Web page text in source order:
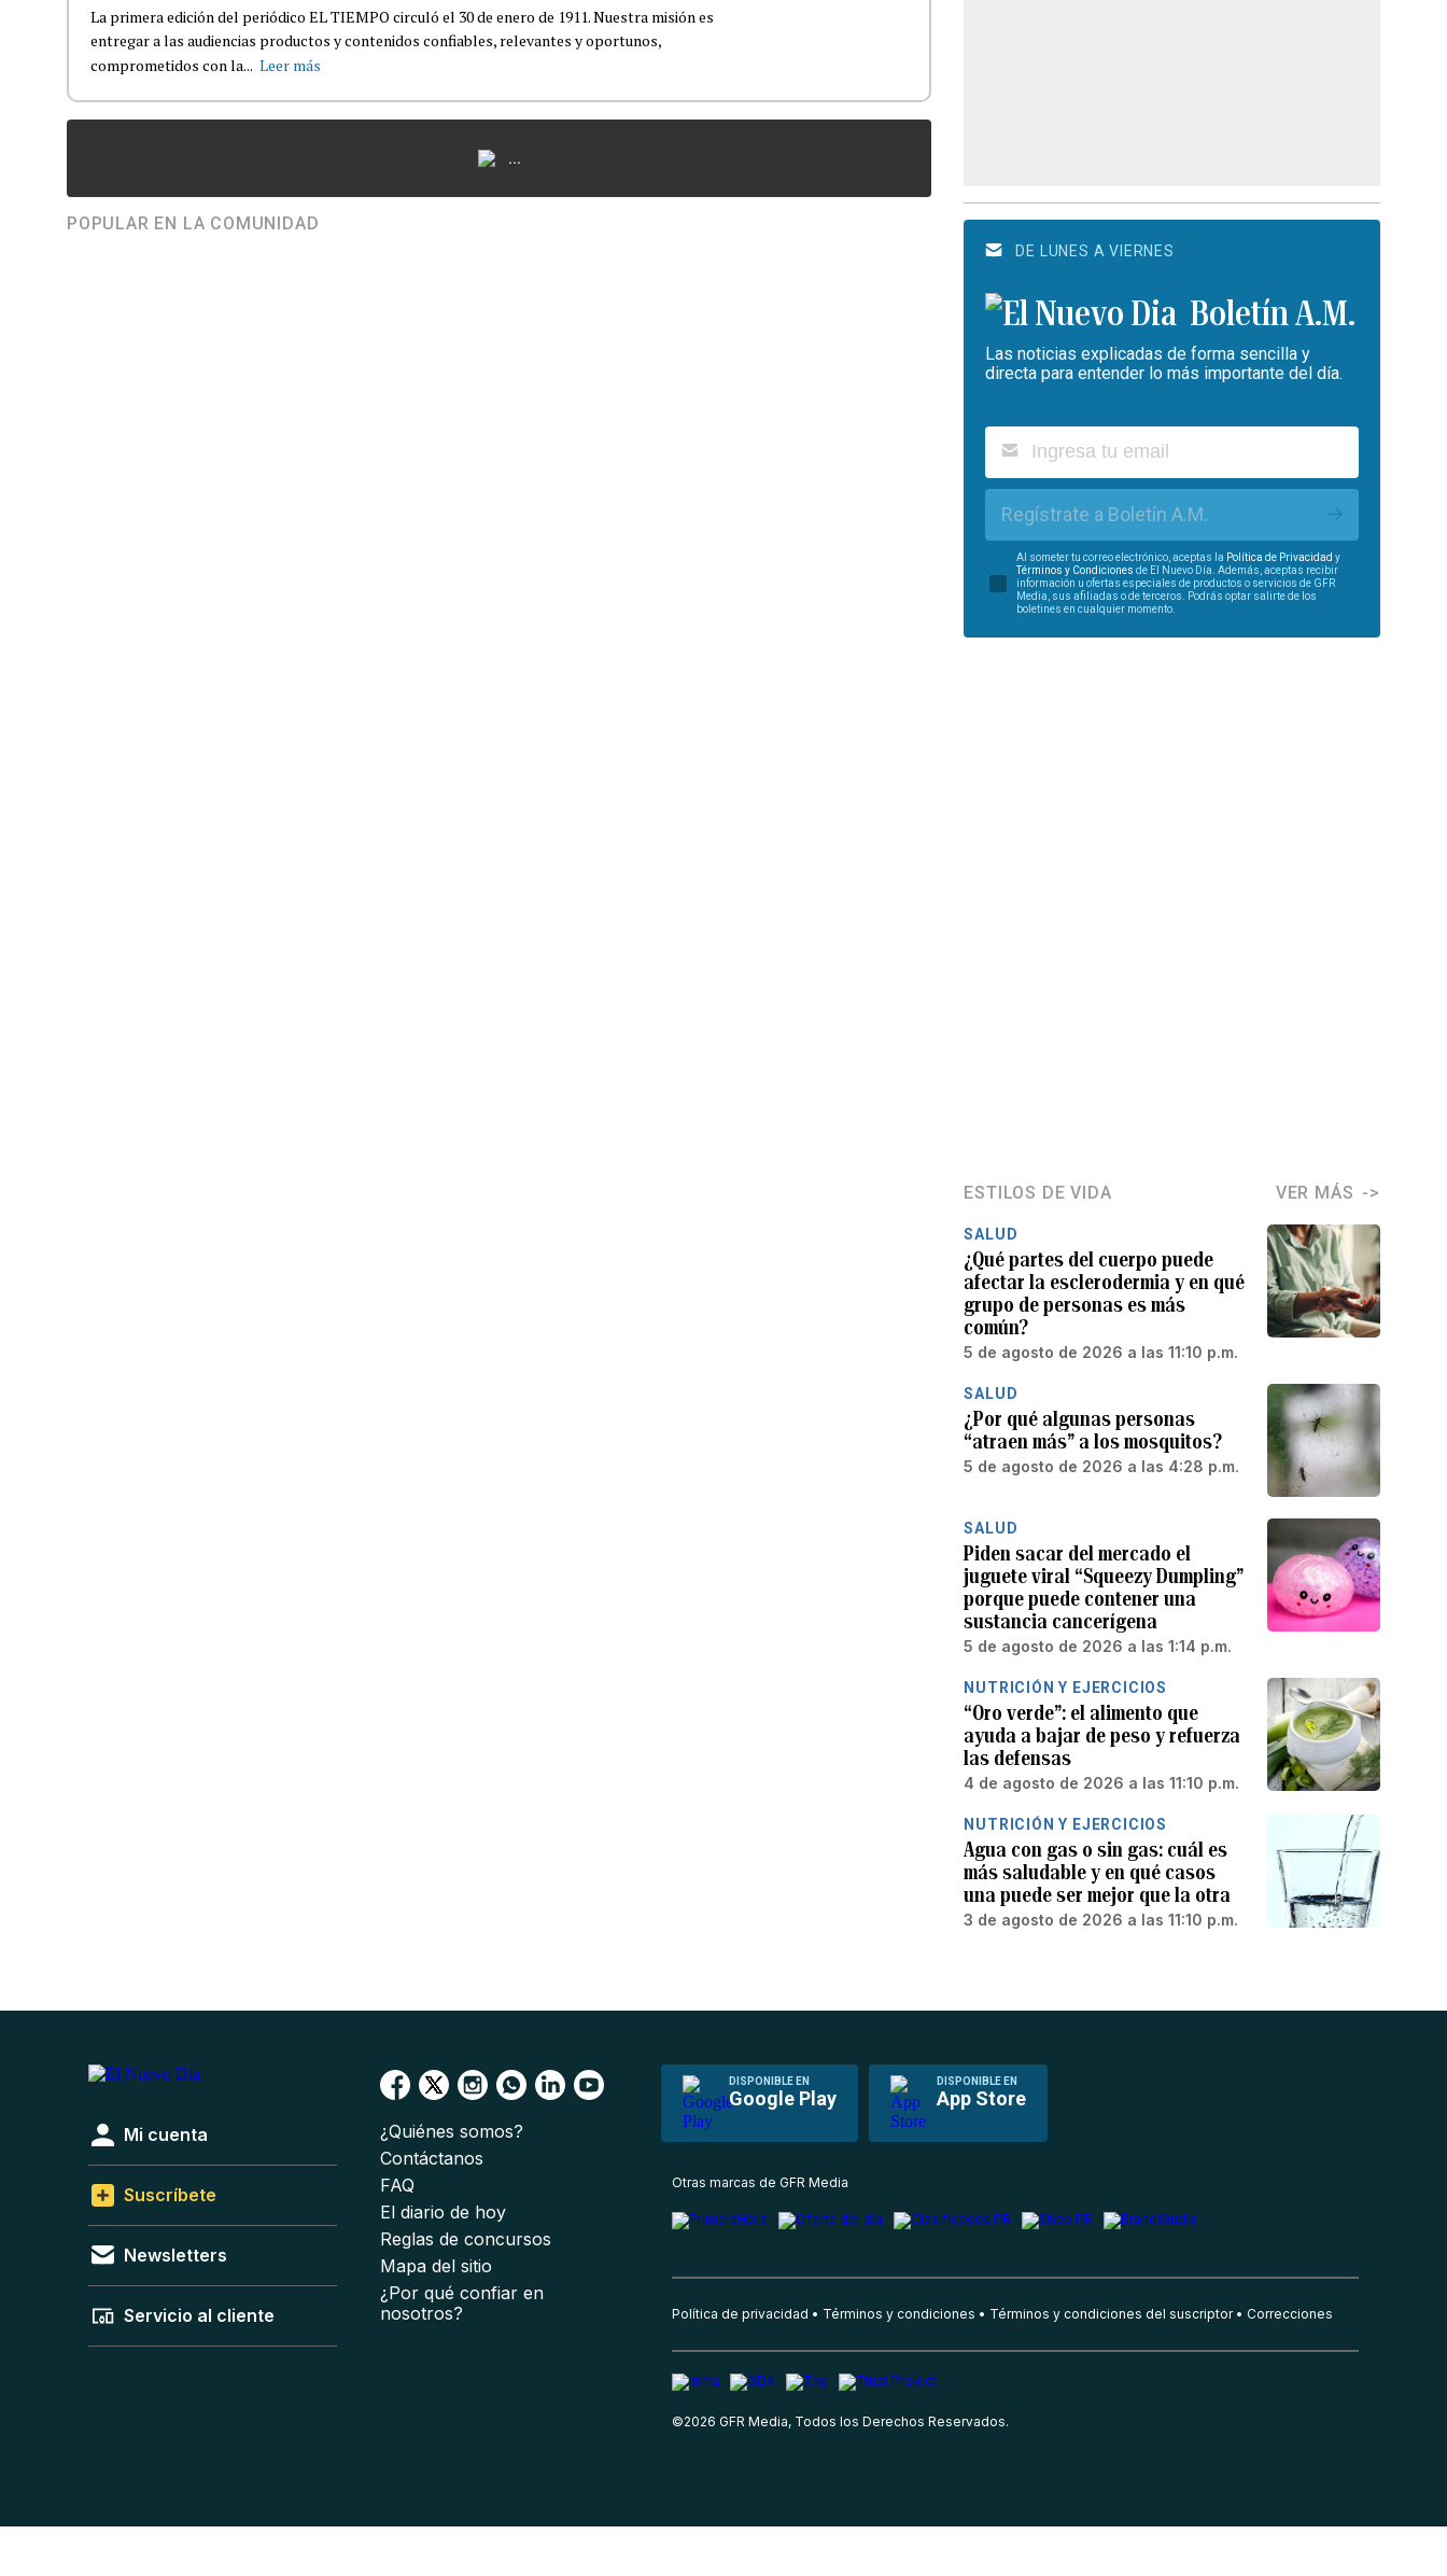
La primera edición del periódico EL TIEMPO circuló el 30 de enero de 1911. Nuestra misión es
entregar a las audiencias productos y contenidos confiables, relevantes y oportunos,
comprometidos con la... Leer más
...
POPULAR EN LA COMUNIDAD
DE LUNES A VIERNES
Boletín A.M.
Las noticias explicadas de forma sencilla y
directa para entender lo más importante del día.
Regístrate a Boletín A.M.
Al someter tu correo electrónico, aceptas la Política de Privacidad y
Términos y Condiciones de El Nuevo Día. Además, aceptas recibir
información u ofertas especiales de productos o servicios de GFR
Media, sus afiliadas o de terceros. Podrás optar salirte de los
boletines en cualquier momento.
ESTILOS DE VIDA VER MÁS
SALUD
¿Qué partes del cuerpo puede
afectar la esclerodermia y en qué
grupo de personas es más
común?
5 de agosto de 2026 a las 11:10 p.m.
SALUD
¿Por qué algunas personas
“atraen más” a los mosquitos?
5 de agosto de 2026 a las 4:28 p.m.
SALUD
Piden sacar del mercado el
juguete viral “Squeezy Dumpling”
porque puede contener una
sustancia cancerígena
5 de agosto de 2026 a las 1:14 p.m.
NUTRICIÓN Y EJERCICIOS
“Oro verde”: el alimento que
ayuda a bajar de peso y refuerza
las defensas
4 de agosto de 2026 a las 11:10 p.m.
NUTRICIÓN Y EJERCICIOS
Agua con gas o sin gas: cuál es
más saludable y en qué casos
una puede ser mejor que la otra
3 de agosto de 2026 a las 11:10 p.m.
DISPONIBLE EN
Google Play
DISPONIBLE EN
App Store
Mi cuenta
Suscríbete
Newsletters
Servicio al cliente
¿Quiénes somos?
Contáctanos
FAQ
El diario de hoy
Reglas de concursos
Mapa del sitio
¿Por qué confiar en
nosotros?
Otras marcas de GFR Media
Política de privacidad Términos y condiciones Términos y condiciones del suscriptor Correcciones
©2026 GFR Media, Todos los Derechos Reservados.